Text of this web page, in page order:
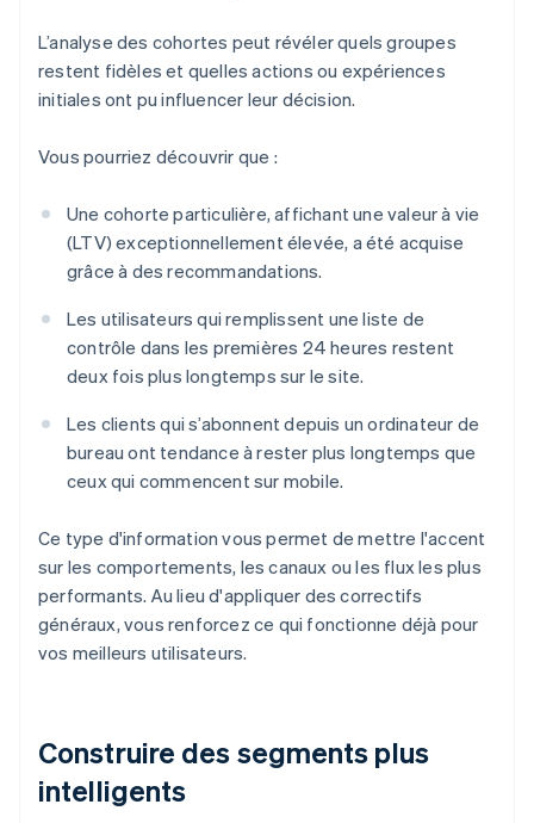
L’analyse des cohortes peut révéler quels groupes
restent fidèles et quelles actions ou expériences
initiales ont pu influencer leur décision.
Vous pourriez découvrir que :
Une cohorte particulière, affichant une valeur à vie
(LTV) exceptionnellement élevée, a été acquise
grâce à des recommandations.
Les utilisateurs qui remplissent une liste de
contrôle dans les premières 24 heures restent
deux fois plus longtemps sur le site.
Les clients qui s’abonnent depuis un ordinateur de
bureau ont tendance à rester plus longtemps que
ceux qui commencent sur mobile.
Ce type d'information vous permet de mettre l'accent
sur les comportements, les canaux ou les flux les plus
performants. Au lieu d'appliquer des correctifs
généraux, vous renforcez ce qui fonctionne déjà pour
vos meilleurs utilisateurs.
Construire des segments plus
intelligents